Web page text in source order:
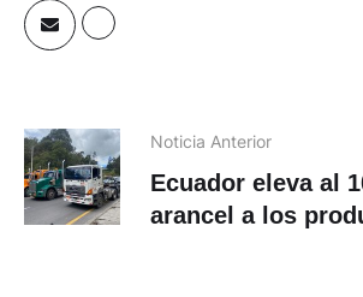
Noticia Anterior
Ecuador eleva al
arancel a los